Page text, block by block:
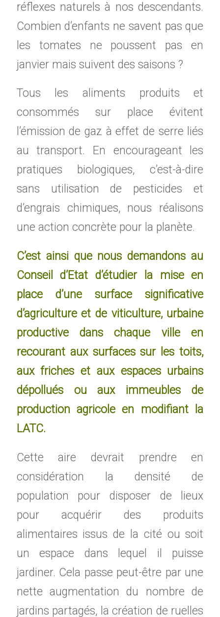
réflexes naturels à nos descendants.
Combien d’enfants ne savent pas que
les tomates ne poussent pas en
janvier mais suivent des saisons ?
Tous les aliments produits et
consommés sur place évitent
l’émission de gaz à effet de serre liés
au transport. En encourageant les
pratiques biologiques, c’est-à-dire
sans utilisation de pesticides et
d’engrais chimiques, nous réalisons
une action concrète pour la planète.
C’est ainsi que nous demandons au
Conseil d’Etat d’étudier la mise en
place d’une surface significative
d’agriculture et de viticulture, urbaine
productive dans chaque ville en
recourant aux surfaces sur les toits,
aux friches et aux espaces urbains
dépollués ou aux immeubles de
production agricole en modifiant la
LATC.
Cette aire devrait prendre en
considération la densité de
population pour disposer de lieux
pour acquérir des produits
alimentaires issus de la cité ou soit
un espace dans lequel il puisse
jardiner. Cela passe peut-être par une
nette augmentation du nombre de
jardins partagés, la création de ruelles